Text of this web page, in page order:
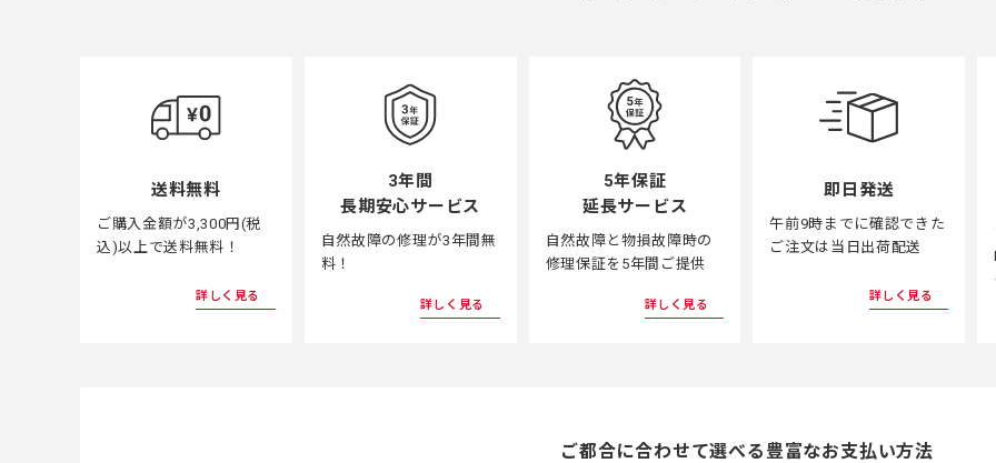
送料無料
ご購入金額が3,300円(税
込)以上で送料無料！
詳しく見る
3年間
長期安心サービス
自然故障の修理が3年間無
料！
詳しく見る
5年保証
延長サービス
自然故障と物損故障時の
修理保証を5年間ご提供
詳しく見る
即日発送
午前9時までに確認できた
ご注文は当日出荷配送
詳しく見る
ご都合に合わせて選べる 豊富なお支払い方法